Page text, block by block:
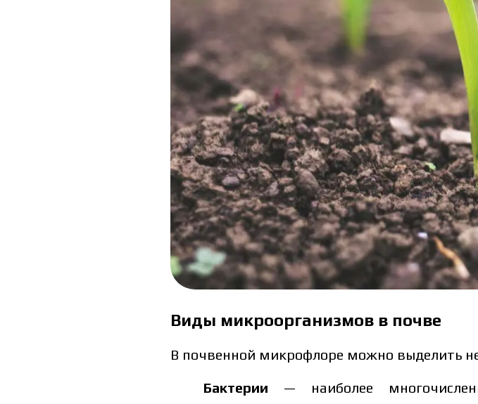
Виды микроорганизмов в почве
В почвенной микрофлоре можно выделить
Бактерии — наиболее
Цена зависит от объёма и региона
заполните данные:
Я ознакомился и
Я ознакомился и принимаю политику защиты